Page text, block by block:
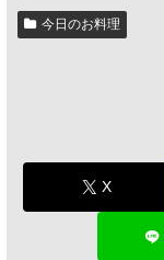
今日のお料理
X